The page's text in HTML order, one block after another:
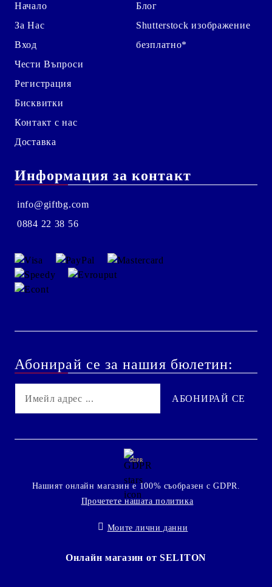
Начало
За Нас
Вход
Чести Въпроси
Регистрация
Бисквитки
Контакт с нас
Доставка
Блог
Shutterstock изображение
безплатно*
Информация за контакт
info@giftbg.com
0884 22 38 56
Абонирай се за нашия бюлетин:
GDPR
Нашият онлайн магазин е 100% съобразен с GDPR.
Прочетете нашата политика
Моите лични данни
Онлайн магазин от SELITON